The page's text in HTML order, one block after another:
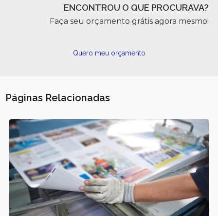
ENCONTROU O QUE PROCURAVA?
Faça seu orçamento grátis agora mesmo!
Quero meu orçamento
Páginas Relacionadas